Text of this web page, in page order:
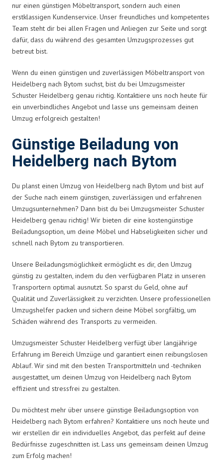
nur einen günstigen Möbeltransport, sondern auch einen
erstklassigen Kundenservice. Unser freundliches und kompetentes
Team steht dir bei allen Fragen und Anliegen zur Seite und sorgt
dafür, dass du während des gesamten Umzugsprozesses gut
betreut bist.
Wenn du einen günstigen und zuverlässigen Möbeltransport von
Heidelberg nach Bytom suchst, bist du bei Umzugsmeister
Schuster Heidelberg genau richtig. Kontaktiere uns noch heute für
ein unverbindliches Angebot und lasse uns gemeinsam deinen
Umzug erfolgreich gestalten!
Günstige Beiladung von
Heidelberg nach Bytom
Du planst einen Umzug von Heidelberg nach Bytom und bist auf
der Suche nach einem günstigen, zuverlässigen und erfahrenen
Umzugsunternehmen? Dann bist du bei Umzugsmeister Schuster
Heidelberg genau richtig! Wir bieten dir eine kostengünstige
Beiladungsoption, um deine Möbel und Habseligkeiten sicher und
schnell nach Bytom zu transportieren.
Unsere Beiladungsmöglichkeit ermöglicht es dir, den Umzug
günstig zu gestalten, indem du den verfügbaren Platz in unseren
Transportern optimal ausnutzt. So sparst du Geld, ohne auf
Qualität und Zuverlässigkeit zu verzichten. Unsere professionellen
Umzugshelfer packen und sichern deine Möbel sorgfältig, um
Schäden während des Transports zu vermeiden.
Umzugsmeister Schuster Heidelberg verfügt über langjährige
Erfahrung im Bereich Umzüge und garantiert einen reibungslosen
Ablauf. Wir sind mit den besten Transportmitteln und -techniken
ausgestattet, um deinen Umzug von Heidelberg nach Bytom
effizient und stressfrei zu gestalten.
Du möchtest mehr über unsere günstige Beiladungsoption von
Heidelberg nach Bytom erfahren? Kontaktiere uns noch heute und
wir erstellen dir ein individuelles Angebot, das perfekt auf deine
Bedürfnisse zugeschnitten ist. Lass uns gemeinsam deinen Umzug
zum Erfolg machen!